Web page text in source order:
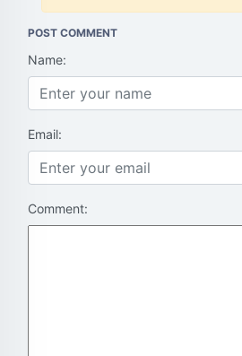
POST COMMENT
Name:
Email:
Comment: